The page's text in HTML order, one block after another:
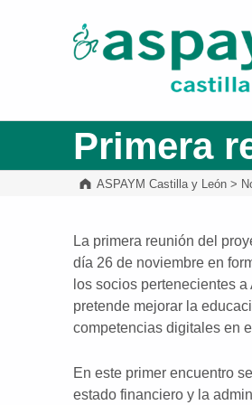
Primera
ASPAYM Castilla y León >
La primera reunión del
día 26 de noviembre en
los socios pertenecientes
pretende mejorar la
competencias digitales en
En este primer encuentro
estado financiero y la